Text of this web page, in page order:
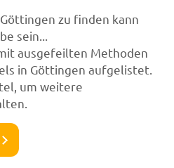
zu finden kann
sein...
ausgefeilten Methoden
in Göttingen aufgelistet.
um weitere